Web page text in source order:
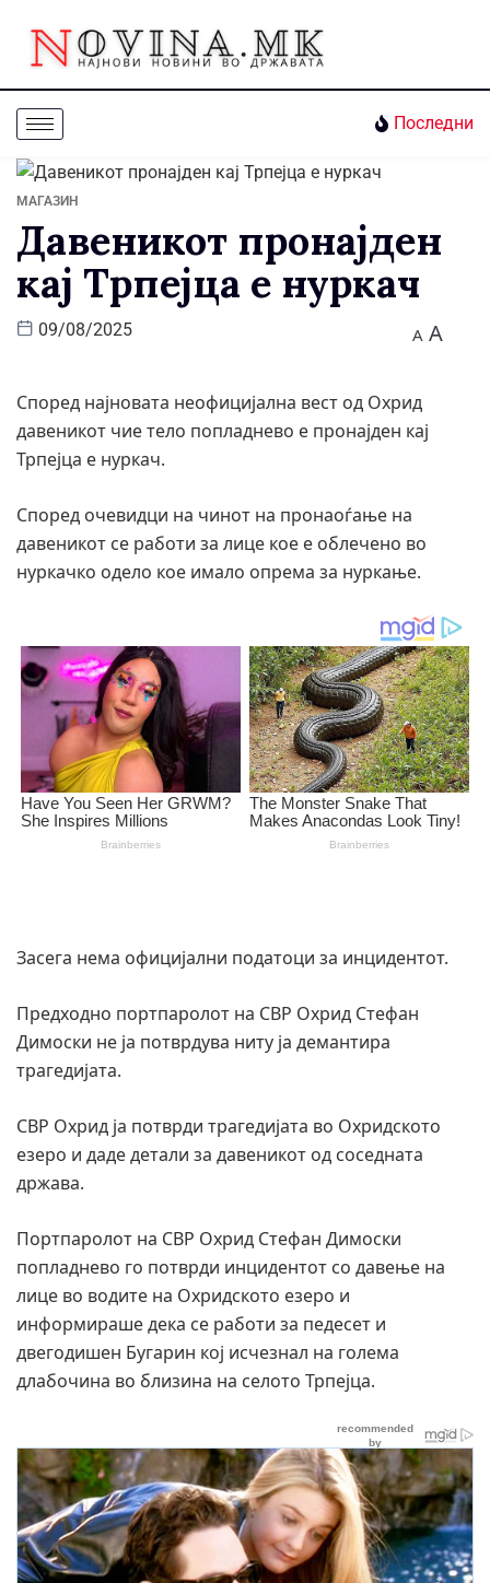
Последни
МАГАЗИН
Давеникот пронајден
кај Трпејца е нуркач
09/08/2025 A A
Според најновата неофицијална вест од Охрид
давеникот чие тело попладнево е пронајден кај
Трпејца е нуркач.
Според очевидци на чинот на пронаоѓање на
давеникот се работи за лице кое е облечено во
нуркачко одело кое имало опрема за нуркање.
Засега нема официјални податоци за инцидентот.
Предходно портпаролот на СВР Охрид Стефан
Димоски не ја потврдува ниту ја демантира
трагедијата.
СВР Охрид ја потврди трагедијата во Охридското
езеро и даде детали за давеникот од соседната
држава.
Портпаролот на СВР Охрид Стефан Димоски
попладнево го потврди инцидентот со давење на
лице во водите на Охридското езеро и
информираше дека се работи за педесет и
двегодишен Бугарин кој исчезнал на голема
длабочина во близина на селото Трпејца.